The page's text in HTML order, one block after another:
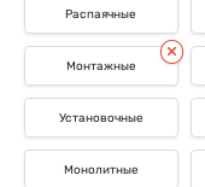
Распаячные
Монтажные
Установочные
Монолитные